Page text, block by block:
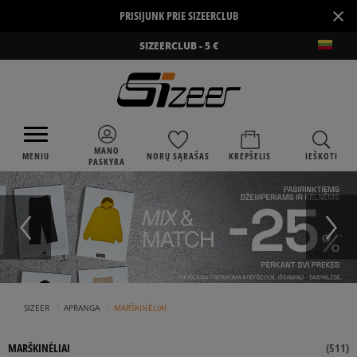
PRISIJUNK PRIE SIZEERCLUB ×
SIZEERCLUB - 5 €
MENIU
MANO
PASKYRA
NORŲ SĄRAŠAS KREPŠELIS IEŠKOTI
SIZEER APRANGA MARŠKINĖLIAI
MARŠKINĖLIAI (511)